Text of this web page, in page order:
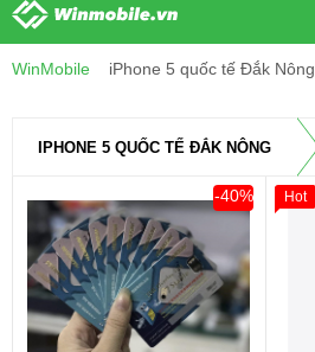
WinMobile iPhone 5 quốc tế Đắk Nông
IPHONE 5 QUỐC TẾ ĐẮK NÔNG
-40% Hot